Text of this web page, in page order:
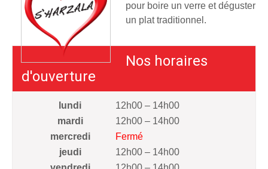
pour boire un verre et déguster
un plat traditionnel.
Nos horaires
d'ouverture
lundi
12h00 – 14h00
mardi
12h00 – 14h00
mercredi
Fermé
jeudi
12h00 – 14h00